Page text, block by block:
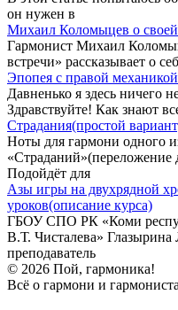
он нужен в
Михаил Коломыцев о
Гармонист Михаил
встречи» рассказывает о
Эпопея с правой
Давненько я здесь ничего
Здравствуйте! Как знают
Страдания(простой
Ноты для гармони одного
«Страданий»(переложение
Подойдёт для
Азы игры на двухрядной
уроков(описание курса)
ГБОУ СПО РК «Коми
В.Т. Чисталева»
преподаватель
© 2026 Пой, гармоника!
Всё о гармони и